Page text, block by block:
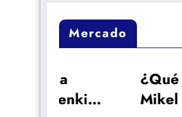
Mercado
¿Qué papel
Mikel Arteta en